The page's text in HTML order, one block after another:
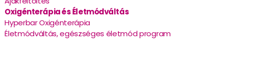
Oxigénterápia és Életmódváltás
Hyperbar Oxigénterápia
Életmódváltás, egészséges életmód program